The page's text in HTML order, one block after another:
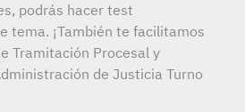
podrás hacer test
tema. ¡También te facilitamos
Tramitación Procesal y
de Justicia Turno